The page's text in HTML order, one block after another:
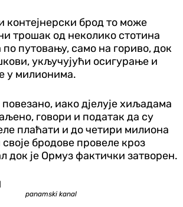
контејнерски брод то може
трошак од неколико стотина
путовању, само на гориво, док
укључујући осигурање и
у милионима.
иако дјелује хиљадама
говори и податак да су
плаћати и до четири милиона
бродове провеле кроз
док је Ормуз фактички затворен.
panamski kanal